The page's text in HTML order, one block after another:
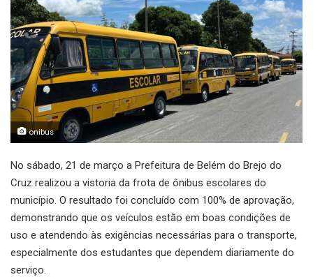
onibus
No sábado, 21 de março a Prefeitura de Belém do Brejo do
Cruz realizou a vistoria da frota de ônibus escolares do
município. O resultado foi concluído com 100% de aprovação,
demonstrando que os veículos estão em boas condições de
uso e atendendo às exigências necessárias para o transporte,
especialmente dos estudantes que dependem diariamente do
serviço.